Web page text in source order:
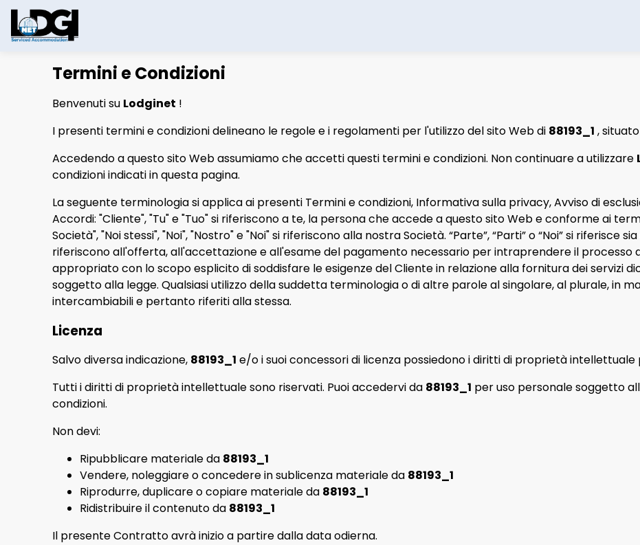
Termini e Condizioni
Benvenuti su Lodginet !
I presenti termini e condizioni delineano le regole e i regolamenti per l'utilizzo del sito Web di 88193_1 ,
Accedendo a questo sito Web assumiamo che accetti questi termini e condizioni. Non continuare a utilizzare
condizioni indicati in questa pagina.
La seguente terminologia si applica ai presenti Termini e condizioni, Informativa sulla privacy, Avviso di
Accordi: "Cliente", "Tu" e "Tuo" si riferiscono a te, la persona che accede a questo sito Web e conforme ai
Società", "Noi stessi", "Noi", "Nostro" e "Noi" si riferiscono alla nostra Società. “Parte”, “Parti” o “Noi” si riferisce
riferiscono all'offerta, all'accettazione e all'esame del pagamento necessario per intraprendere il processo
appropriato con lo scopo esplicito di soddisfare le esigenze del Cliente in relazione alla fornitura dei servizi
soggetto alla legge. Qualsiasi utilizzo della suddetta terminologia o di altre parole al singolare, al plurale, in
intercambiabili e pertanto riferiti alla stessa.
Licenza
Salvo diversa indicazione, 88193_1 e/o i suoi concessori di licenza possiedono i diritti di proprietà
Tutti i diritti di proprietà intellettuale sono riservati. Puoi accedervi da 88193_1 per uso personale soggetto
condizioni.
Non devi:
Ripubblicare materiale da 88193_1
Vendere, noleggiare o concedere in sublicenza materiale da 88193_1
Riprodurre, duplicare o copiare materiale da 88193_1
Ridistribuire il contenuto da 88193_1
Il presente Contratto avrà inizio a partire dalla data odierna.